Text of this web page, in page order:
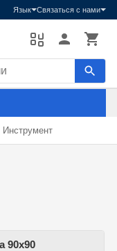
Язык Связаться с нами
Инструмент
90х90